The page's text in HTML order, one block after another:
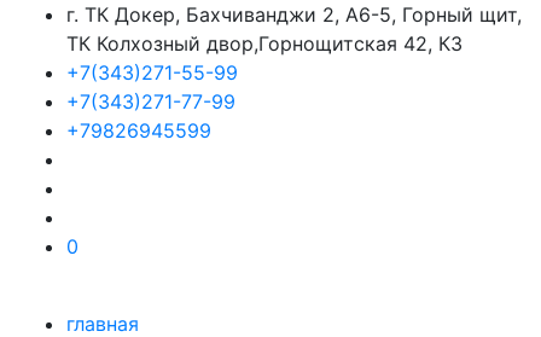
г. ТК Докер, Бахчиванджи 2, А6-5, Горный щит,
ТК Колхозный двор,Горнощитская 42, К3
+7(343)271-55-99
+7(343)271-77-99
+79826945599
0
главная